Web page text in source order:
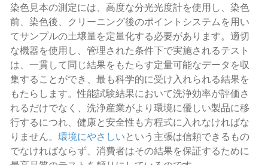
染色見本の測定には、高度な分光光度計を使用し、染色
前、染色後、クリーニング後のポイントシステムを用い
てサンプルの土壌量を定量化する必要があります。適切
な機器を使用し、管理された条件下で実施されるテスト
は、一貫して同じ結果をもたらす定量可能なデータを収
集することができ、最も科学的に受け入れられる結果を
もたらします。性能試験結果において洗浄効率が評価さ
れるだけでなく、洗浄産業がより環境に優しい製品に移
行するにつれ、健康と安全性も方程式に入れなければな
りません。 環境にやさしいという主張は信頼できるもの
でなければならず、消費者はその結果を保証するために